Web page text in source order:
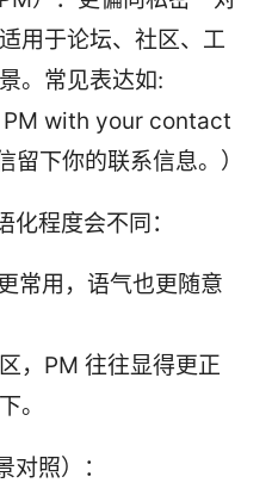
用于论坛、社区、工
。常见表达如:
PM with your contact
留下你的联系信息。）
程度会不同：
常用，语气也更随意
，PM 往往显得更正
。
照）：